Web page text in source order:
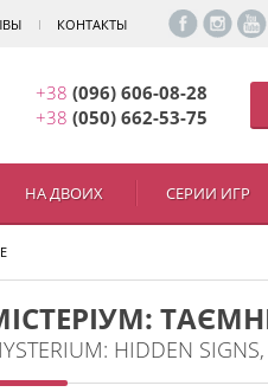
КОНТАКТЫ
+38 (096) 606-08-28
+38 (050) 662-53-75
НА ДВОИХ СЕРИИ ИГР
HIDDEN